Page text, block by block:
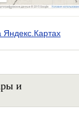
Яндекс.Картах
и